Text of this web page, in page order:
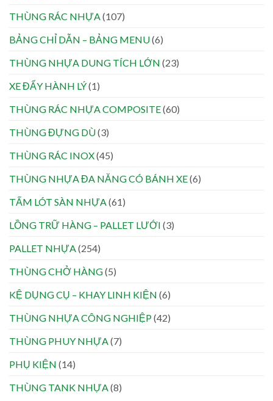
THÙNG RÁC NHỰA(107)
BẢNG CHỈ DẪN – BẢNG MENU(6)
THÙNG NHỰA DUNG TÍCH LỚN (23)
XE ĐẨY HÀNH LÝ(1)
THÙNG RÁC NHỰA COMPOSITE(60)
THÙNG ĐỰNG DÙ(3)
THÙNG RÁC INOX(45)
THÙNG NHỰA ĐA NĂNG CÓ BÁNH XE(6)
TẤM LÓT SÀN NHỰA(61)
LỒNG TRỮ HÀNG – PALLET LƯỚI (3)
PALLET NHỰA(254)
THÙNG CHỞ HÀNG(5)
KỆ DỤNG CỤ – KHAY LINH KIỆN (6)
THÙNG NHỰA CÔNG NGHIỆP(42)
THÙNG PHUY NHỰA(7)
PHỤ KIỆN (14)
THÙNG TANK NHỰA(8)